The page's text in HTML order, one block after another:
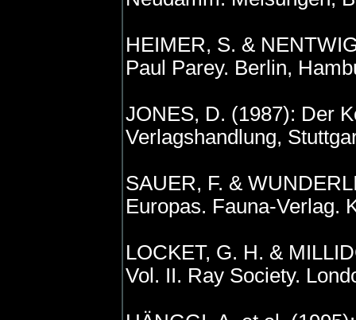
HEIMER, S. &
Paul Parey. Berlin,
JONES, D. (1987): Der
Verlagshandlung,
SAUER, F. &
Europas. Fauna-Verlag.
LOCKET, G. H. &
Vol. II. Ray Society.